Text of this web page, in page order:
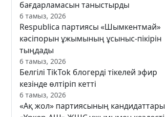
бағдарламасын таныстырды
6 тамыз, 2026
Respublica партиясы «Шымкентмай»
кәсіпорын ұжымының ұсыныс-пікірін
тыңдады
6 тамыз, 2026
Белгілі TikTok блогерді тікелей эфир
кезінде өлтіріп кетті
6 тамыз, 2026
«Ақ жол» партиясының кандидаттары